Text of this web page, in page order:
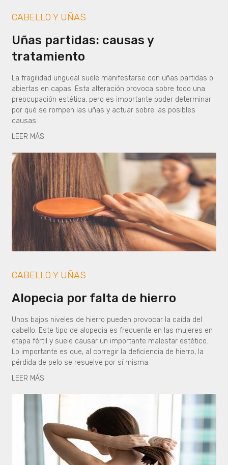
CABELLO Y UÑAS
Uñas partidas: causas y
tratamiento
La fragilidad ungueal suele manifestarse con uñas partidas o
abiertas en capas. Esta alteración provoca sobre todo una
preocupación estética, pero es importante poder determinar
por qué se rompen las uñas y actuar sobre las posibles
causas.
LEER MÁS
CABELLO Y UÑAS
Alopecia por falta de hierro
Unos bajos niveles de hierro pueden provocar la caída del
cabello. Este tipo de alopecia es frecuente en las mujeres en
etapa fértil y suele causar un importante malestar estético.
Lo importante es que, al corregir la deficiencia de hierro, la
pérdida de pelo se resuelve por sí misma.
LEER MÁS